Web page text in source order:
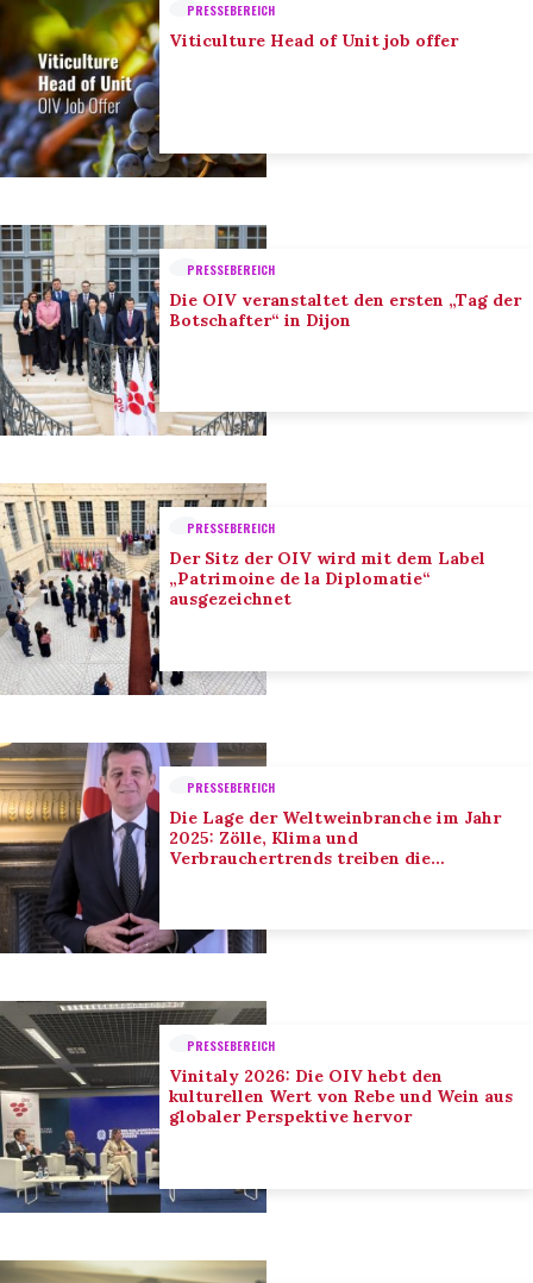
PRESSEBEREICH
Viticulture Head of Unit job offer
PRESSEBEREICH
Die OIV veranstaltet den ersten „Tag der
Botschafter“ in Dijon
PRESSEBEREICH
Der Sitz der OIV wird mit dem Label
„Patrimoine de la Diplomatie“
ausgezeichnet
PRESSEBEREICH
Die Lage der Weltweinbranche im Jahr
2025: Zölle, Klima und
Verbrauchertrends treiben die
PRESSEBEREICH
Vinitaly 2026: Die OIV hebt den
kulturellen Wert von Rebe und Wein aus
globaler Perspektive hervor